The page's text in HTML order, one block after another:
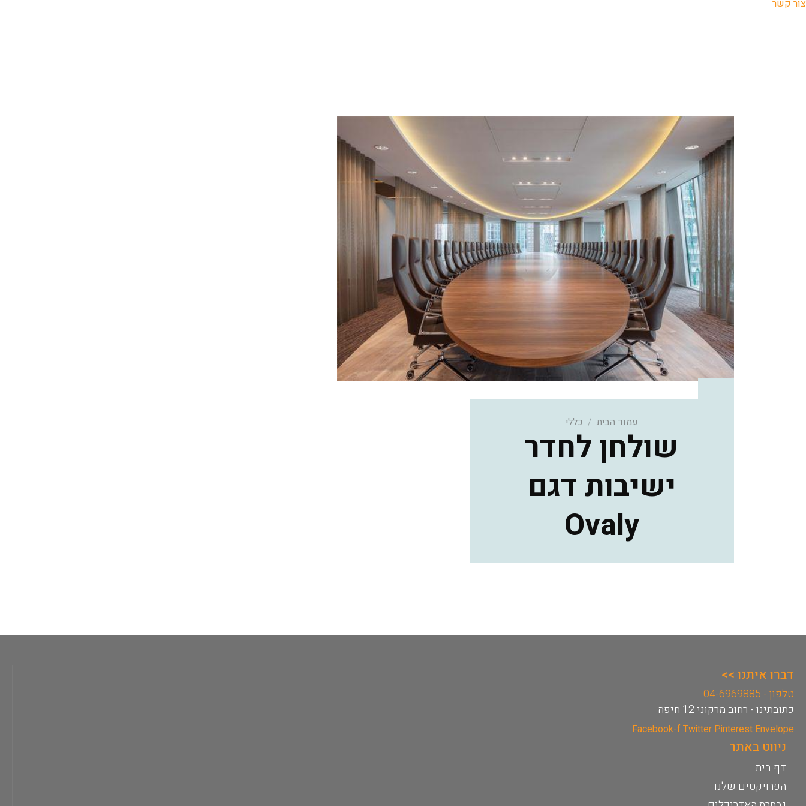
צור קשר
עמוד הבית / כללי
שולחן לחדר
ישיבות דגם
Ovaly
דברו איתנו >>
טלפון - 04-6969885
כתובתינו - רחוב מרקוני 12 חיפה
Facebook-f Twitter Pinterest Envelope
ניווט באתר
דף בית
הפרויקטים שלנו